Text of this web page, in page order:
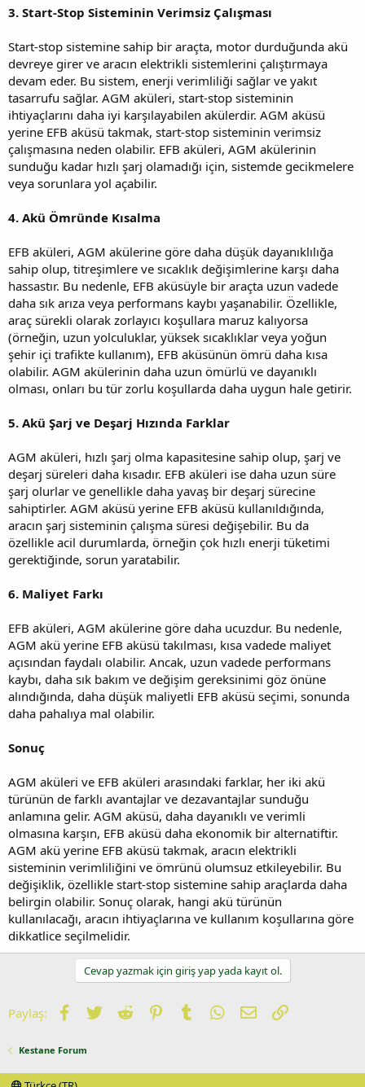
3. Start-Stop Sisteminin Verimsiz Çalışması
Start-stop sistemine sahip bir araçta, motor durduğunda akü
devreye girer ve aracın elektrikli sistemlerini çalıştırmaya
devam eder. Bu sistem, enerji verimliliği sağlar ve yakıt
tasarrufu sağlar. AGM aküleri, start-stop sisteminin
ihtiyaçlarını daha iyi karşılayabilen akülerdir. AGM aküsü
yerine EFB aküsü takmak, start-stop sisteminin verimsiz
çalışmasına neden olabilir. EFB aküleri, AGM akülerinin
sunduğu kadar hızlı şarj olamadığı için, sistemde gecikmelere
veya sorunlara yol açabilir.
4. Akü Ömründe Kısalma
EFB aküleri, AGM akülerine göre daha düşük dayanıklılığa
sahip olup, titreşimlere ve sıcaklık değişimlerine karşı daha
hassastır. Bu nedenle, EFB aküsüyle bir araçta uzun vadede
daha sık arıza veya performans kaybı yaşanabilir. Özellikle,
araç sürekli olarak zorlayıcı koşullara maruz kalıyorsa
(örneğin, uzun yolculuklar, yüksek sıcaklıklar veya yoğun
şehir içi trafikte kullanım), EFB aküsünün ömrü daha kısa
olabilir. AGM akülerinin daha uzun ömürlü ve dayanıklı
olması, onları bu tür zorlu koşullarda daha uygun hale getirir.
5. Akü Şarj ve Deşarj Hızında Farklar
AGM aküleri, hızlı şarj olma kapasitesine sahip olup, şarj ve
deşarj süreleri daha kısadır. EFB aküleri ise daha uzun süre
şarj olurlar ve genellikle daha yavaş bir deşarj sürecine
sahiptirler. AGM aküsü yerine EFB aküsü kullanıldığında,
aracın şarj sisteminin çalışma süresi değişebilir. Bu da
özellikle acil durumlarda, örneğin çok hızlı enerji tüketimi
gerektiğinde, sorun yaratabilir.
6. Maliyet Farkı
EFB aküleri, AGM akülerine göre daha ucuzdur. Bu nedenle,
AGM akü yerine EFB aküsü takılması, kısa vadede maliyet
açısından faydalı olabilir. Ancak, uzun vadede performans
kaybı, daha sık bakım ve değişim gereksinimi göz önüne
alındığında, daha düşük maliyetli EFB aküsü seçimi, sonunda
daha pahalıya mal olabilir.
Sonuç
AGM aküleri ve EFB aküleri arasındaki farklar, her iki akü
türünün de farklı avantajlar ve dezavantajlar sunduğu
anlamına gelir. AGM aküsü, daha dayanıklı ve verimli
olmasına karşın, EFB aküsü daha ekonomik bir alternatiftir.
AGM akü yerine EFB aküsü takmak, aracın elektrikli
sisteminin verimliliğini ve ömrünü olumsuz etkileyebilir. Bu
değişiklik, özellikle start-stop sistemine sahip araçlarda daha
belirgin olabilir. Sonuç olarak, hangi akü türünün
kullanılacağı, aracın ihtiyaçlarına ve kullanım koşullarına göre
dikkatlice seçilmelidir.
Cevap yazmak için giriş yap yada kayıt ol.
Paylaş: Facebook
TwitterReddit PinterestTumblrWhatsApp
E-postaLink
Kestane Forum